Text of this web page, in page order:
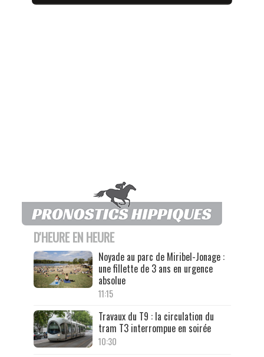
D'HEURE EN HEURE
Noyade au parc de Miribel-Jonage :
une fillette de 3 ans en urgence
absolue
11:15
Travaux du T9 : la circulation du
tram T3 interrompue en soirée
10:30